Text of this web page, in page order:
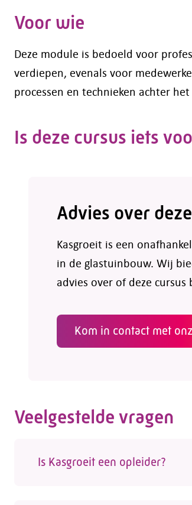
Voor wie
Deze module is bedoeld voor
verdiepen, evenals voor
processen en technieken achter
Is deze cursus iets
Advies over
Kasgroeit is een
in de glastuinbouw. Wij
advies over of deze cursus
Kom in contact met
Veelgestelde vragen
Is Kasgroeit een opleider?